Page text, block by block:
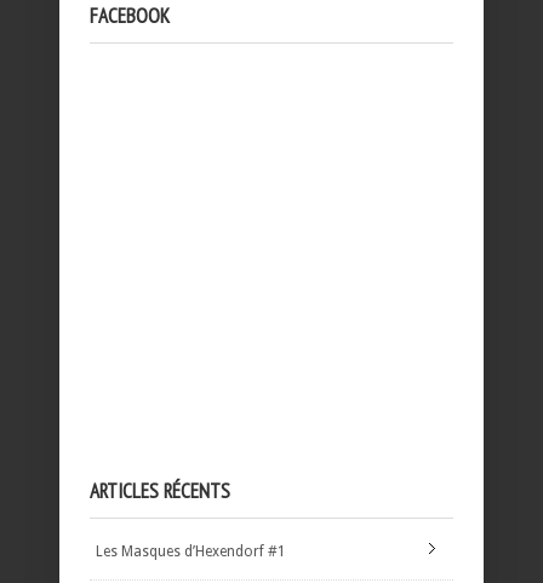
FACEBOOK
ARTICLES RÉCENTS
Les Masques d’Hexendorf #1